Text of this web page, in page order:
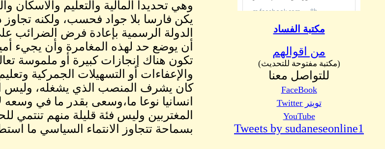
مكتبة الفساد
من اقوالهم
(مكتبة مفتوحة للتحديث)
للتواصل معنا
FaceBook
تويتر Twitter
YouTube
Tweets by sudaneseonline1
وهي تحديدا المالية والتعليم والاسكان
يكن فارسا بلا جواد فحسب، ولكنه
الدولة الرسمية بإعادة فرض الضرائب
أن يوضع حد لهذه المغامرة وأن يجيء
تكون هناك إنجازات كبيرة أو ملموسة
والإعفاءات أو التسهيلات الجمركية
كان يشرف المنصب الذي يشغله، وليس
انسانيا نوعا ما،وسعى بقدر ما في
المغتربين وليس فئة قليلة منهم تنتمي
بسماحة تتجاوز الانتماء السياسي ما